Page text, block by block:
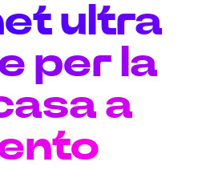
ultra
per la
a